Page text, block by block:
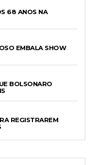
68 ANOS NA
EMBALA SHOW
BOLSONARO
REGISTRAREM